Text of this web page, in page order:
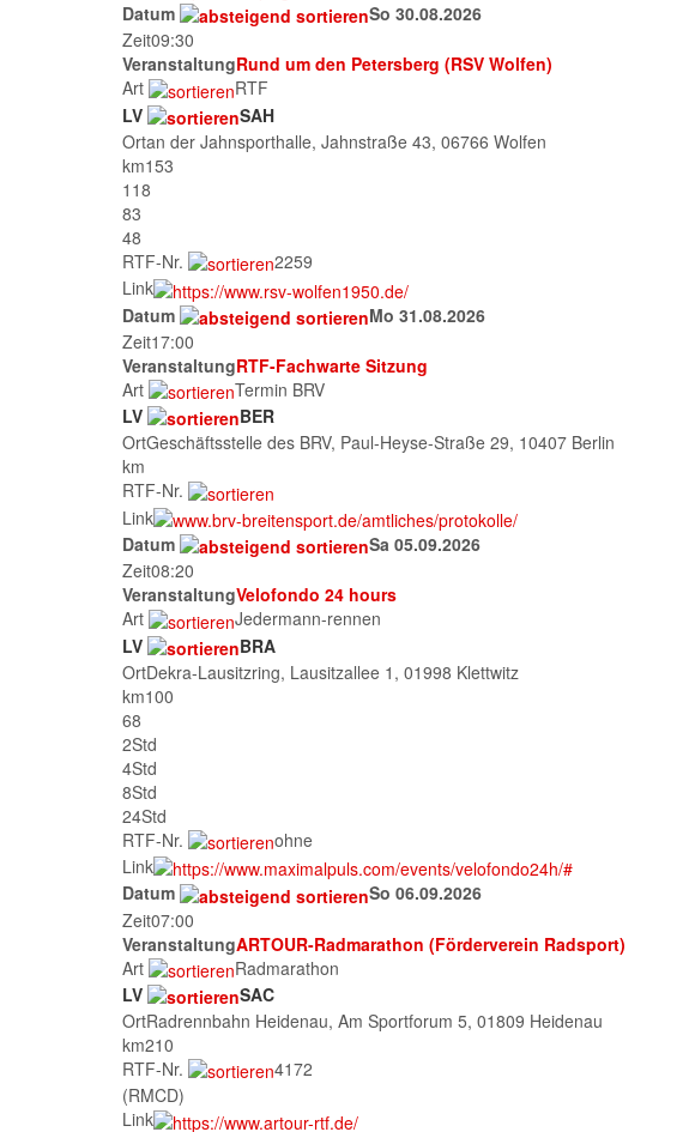
Datum
So 30.08.2026
Zeit09:30
VeranstaltungRund um den Petersberg (RSV Wolfen)
Art
RTF
LV
SAH
Ortan der Jahnsporthalle, Jahnstraße 43, 06766 Wolfen
km153
118
83
48
RTF-Nr.
2259
Link
Datum
Mo 31.08.2026
Zeit17:00
VeranstaltungRTF-Fachwarte Sitzung
Art
Termin BRV
LV
BER
OrtGeschäftsstelle des BRV, Paul-Heyse-Straße 29, 10407 Berlin
km
RTF-Nr.
Link
Datum
Sa 05.09.2026
Zeit08:20
VeranstaltungVelofondo 24 hours
Art
Jedermann-rennen
LV
BRA
OrtDekra-Lausitzring, Lausitzallee 1, 01998 Klettwitz
km100
68
2Std
4Std
8Std
24Std
RTF-Nr.
ohne
Link
Datum
So 06.09.2026
Zeit07:00
VeranstaltungARTOUR-Radmarathon (Förderverein Radsport)
Art
Radmarathon
LV
SAC
OrtRadrennbahn Heidenau, Am Sportforum 5, 01809 Heidenau
km210
RTF-Nr.
4172
(RMCD)
Link